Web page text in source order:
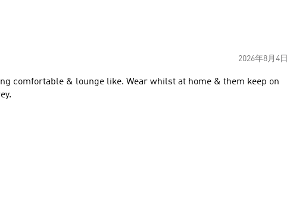
2026年8月4日
comfortable & lounge like. Wear whilst at home & them keep on